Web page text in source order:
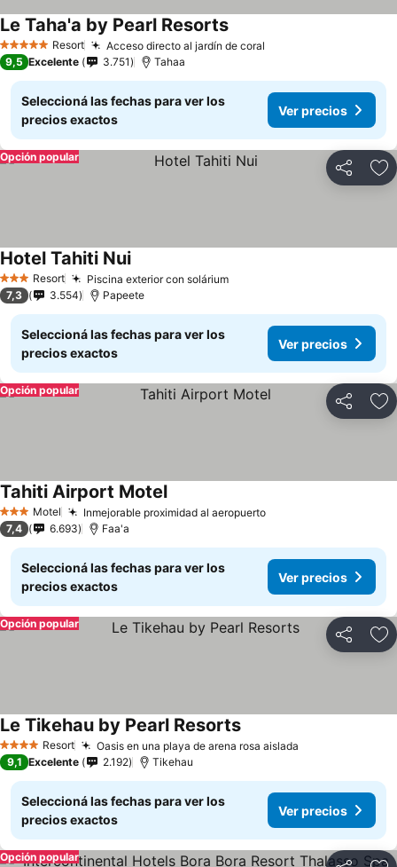
5 Estrellas Resort Acceso directo al jardín de coral
Le Taha'a by Pearl Resorts
9,5 Excelente 3.751 Tahaa
Seleccioná las fechas para ver los
precios exactos
Ver precios
Compartir
Opción popular
3 EstrellasResort Piscina exterior con solárium
Hotel Tahiti Nui
7,3 3.554 Papeete
Seleccioná las fechas para ver los
precios exactos
Ver precios
Compartir
Opción popular
3 Estrellas
Motel Inmejorable proximidad al aeropuerto
Tahiti Airport Motel
7,4 6.693 Faa'a
Seleccioná las fechas para ver los
precios exactos
Ver precios
Compartir
Opción popular
4 EstrellasResort Oasis en una playa de arena rosa aislada
Le Tikehau by Pearl Resorts
9,1 Excelente 2.192 Tikehau
Seleccioná las fechas para ver los
precios exactos
Ver precios
Opción popular